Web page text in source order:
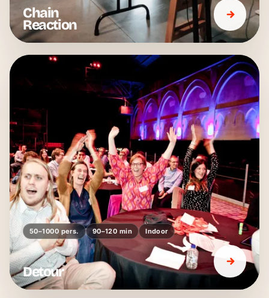
Chain
Reaction
50–1000 pers. 90–120 min Indoor
Detour